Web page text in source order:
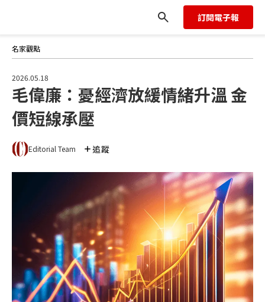
訂閱電子報
名家觀點
2026.05.18
毛偉廉：憂經濟放緩情緒升溫 金
價短線承壓
Editorial Team 追蹤